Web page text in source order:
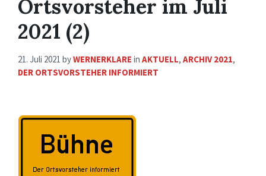
Ortsvorsteher im Juli
2021 (2)
21. Juli 2021 byWERNERKLARE in AKTUELL, ARCHIV 2021,
DER ORTSVORSTEHER INFORMIERT